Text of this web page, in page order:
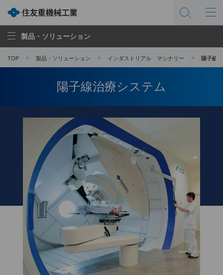
製品・ソリューション
TOP 製品・ソリューション インダストリアル マシナリー 陽子線
陽子線治療システム